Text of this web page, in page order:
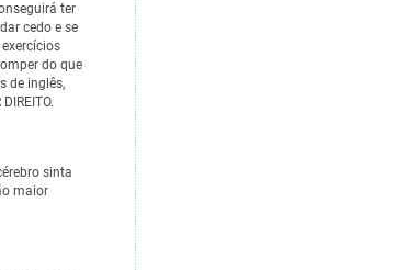
ter
cedo e se
do que
de inglês,
sinta
maior